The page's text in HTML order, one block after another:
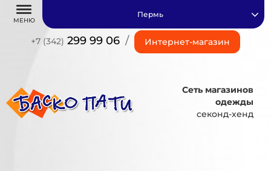
МЕНЮ
+7 (342) 299 99 06 / Интернет-магазин
Пермь
Сеть магазинов
одежды
секонд-хенд